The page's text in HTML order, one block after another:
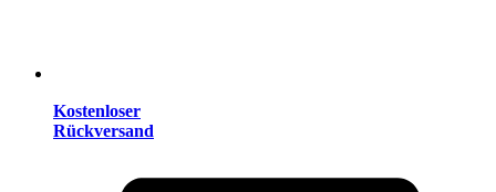
Kostenloser
Rückversand